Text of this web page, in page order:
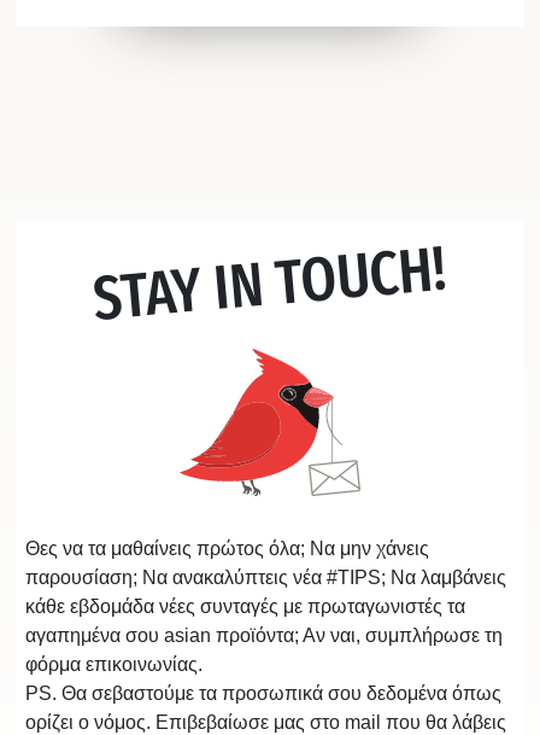
STAY IN TOUCH!
Θες να τα μαθαίνεις πρώτος όλα; Να μην χάνεις
παρουσίαση; Να ανακαλύπτεις νέα #TIPS; Να λαμβάνεις
κάθε εβδομάδα νέες συνταγές με πρωταγωνιστές τα
αγαπημένα σου asian προϊόντα; Αν ναι, συμπλήρωσε τη
φόρμα επικοινωνίας.
PS. Θα σεβαστούμε τα προσωπικά σου δεδομένα όπως
ορίζει ο νόμος. Επιβεβαίωσε μας στο mail που θα λάβεις